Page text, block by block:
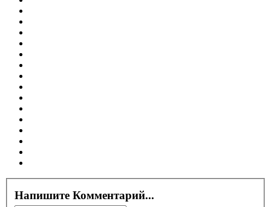
Напишите Комментарий...